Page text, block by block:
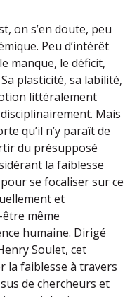
on s’en doute, peu
Peu d’intérêt
manque, le déficit,
plasticité, sa labilité,
littéralement
Mais
qu’il n’y paraît de
du présupposé
la faiblesse
se focaliser sur ce
et
même
humaine. Dirigé
Soulet, cet
la faiblesse à travers
de chercheurs et